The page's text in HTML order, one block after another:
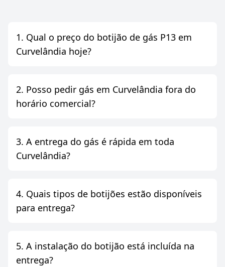
1. Qual o preço do botijão de gás P13 em
Curvelândia hoje?
2. Posso pedir gás em Curvelândia fora do
horário comercial?
3. A entrega do gás é rápida em toda
Curvelândia?
4. Quais tipos de botijões estão disponíveis
para entrega?
5. A instalação do botijão está incluída na
entrega?